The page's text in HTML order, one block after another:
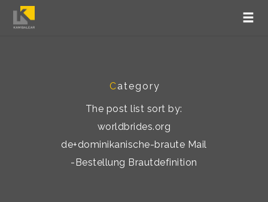
Category
The post list sort by:
worldbrides.org
de+dominikanische-braute Mail
-Bestellung Brautdefinition